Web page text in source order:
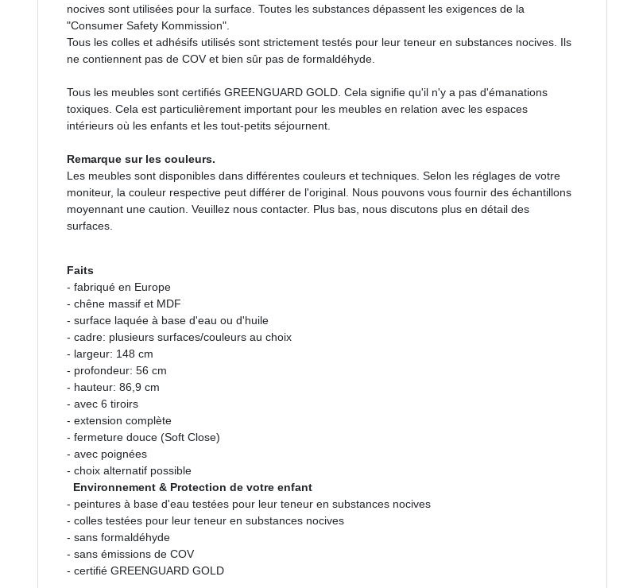
nocives sont utilisées pour la surface. Toutes les substances dépassent les exigences de la
"Consumer Safety Kommission".
Tous les colles et adhésifs utilisés sont strictement testés pour leur teneur en substances nocives. Ils
ne contiennent pas de COV et bien sûr pas de formaldéhyde.
Tous les meubles sont certifiés GREENGUARD GOLD. Cela signifie qu'il n'y a pas d'émanations
toxiques. Cela est particulièrement important pour les meubles en relation avec les espaces
intérieurs où les enfants et les tout-petits séjournent.
Remarque sur les couleurs.
Les meubles sont disponibles dans différentes couleurs et techniques. Selon les réglages de votre
moniteur, la couleur respective peut différer de l'original. Nous pouvons vous fournir des échantillons
moyennant une caution. Veuillez nous contacter. Plus bas, nous discutons plus en détail des
surfaces.
Faits
- fabriqué en Europe
- chêne massif et MDF
- surface laquée à base d'eau ou d'huile
- cadre: plusieurs surfaces/couleurs au choix
- largeur: 148 cm
- profondeur: 56 cm
- hauteur: 86,9 cm
- avec 6 tiroirs
- extension complète
- fermeture douce (Soft Close)
- avec poignées
- choix alternatif possible
Environnement & Protection de votre enfant
- peintures à base d'eau testées pour leur teneur en substances nocives
- colles testées pour leur teneur en substances nocives
- sans formaldéhyde
- sans émissions de COV
- certifié GREENGUARD GOLD